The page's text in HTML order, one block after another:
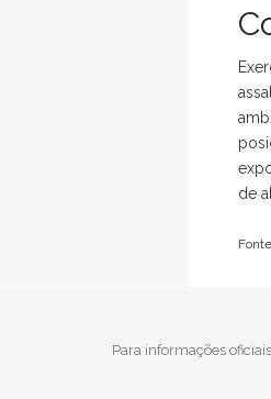
de
Para informações